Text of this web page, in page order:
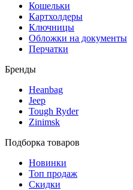
Кошельки
Картхолдеры
Ключницы
Обложки на документы
Перчатки
Бренды
Heanbag
Jeep
Tough Ryder
Zinimsk
Подборка товаров
Новинки
Топ продаж
Скидки